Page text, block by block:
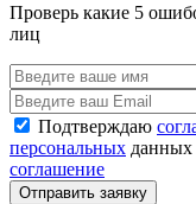
Проверь какие 5
лиц
Подтверждаю
персональных
соглашение
Отправить заявку